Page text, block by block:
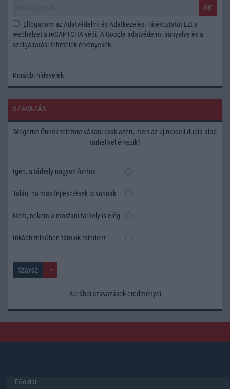
OK
Elfogadom az Adatvédelmi és Adatkezelési Tájékoztatót Ezt a
webhelyet a reCAPTCHA védi. A Google adatvédelmi irányelve és a
szolgáltatási feltételek érvényesek.
Korábbi hírlevelek
SZAVAZÁS
Megérné Önnek telefont váltani csak azért, mert az új modell dupla alap
tárhellyel érkezik?
Igen, a tárhely nagyon fontos
Talán, ha más fejlesztések is vannak
Nem, nekem a mostani tárhely is elég
Inkább felhőben tárolok mindent
Korábbi szavazások eredményei
Főoldal